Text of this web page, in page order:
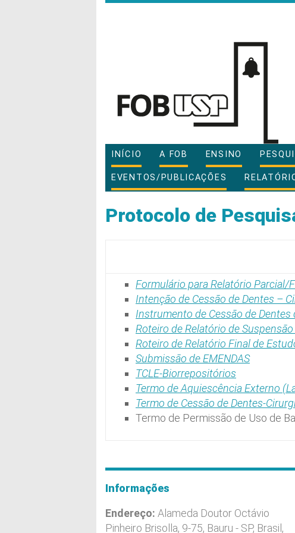
INÍCIO A FOB ENSINO
EVENTOS/PUBLICAÇÕES
Protocolo de
Formulário para Relatório Parcial/
Intenção de Cessão de Dentes –
Instrumento de Cessão de
Roteiro de Relatório de
Roteiro de Relatório Final de
Submissão de EMENDAS
TCLE-Biorrepositórios
Termo de Aquiescência Externo
Termo de Cessão de Dentes-
Termo de Permissão de Uso de
Informações
Endereço: Alameda Doutor Octávio
Pinheiro Brisolla, 9-75, Bauru - SP, Brasil,